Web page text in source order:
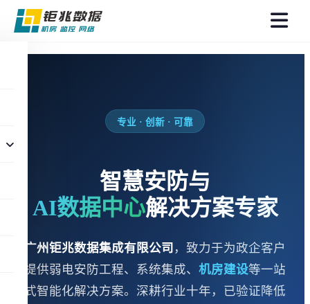
专业 · 创新 · 可靠
智慧安防与
AI数据中心解决方案专家
广州钜兆数据集成有限公司 ，致力于为政企客户
提供弱电安防工程、系统集成、 机房建设等一站
式智能化解决方案。深耕行业十年，已验证降低